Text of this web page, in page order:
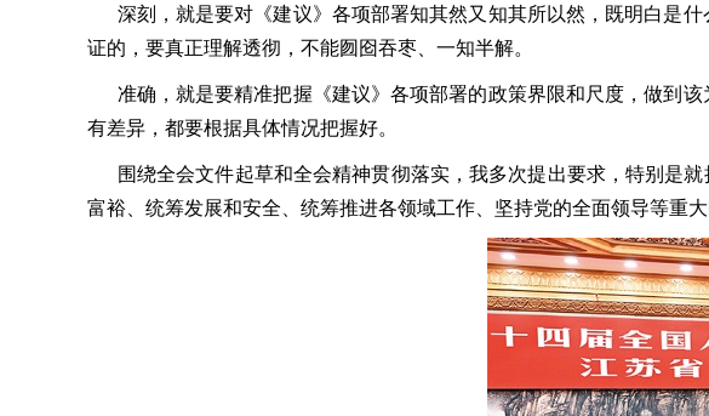
深刻，就是要对《建议》各项部署知其然又知其所以然，既明白是什
证的，要真正理解透彻，不能囫囵吞枣、一知半解。
准确，就是要精准把握《建议》各项部署的政策界限和尺度，做到该
有差异，都要根据具体情况把握好。
围绕全会文件起草和全会精神贯彻落实，我多次提出要求，特别是就
富裕、统筹发展和安全、统筹推进各领域工作、坚持党的全面领导等重